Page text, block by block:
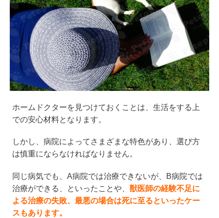
ホームドクターを見つけておくことは、生活をする上
での安心材料となります。
しかし、病院によってさまざまな特色があり、選び方
は慎重にならなければなりません。
同じ病気でも、A病院では治療できないが、B病院では
治療ができる、といったことや、 獣医師の経験不足に
よる治療の失敗、最悪の場合は死に至るといったケー
スもあります。